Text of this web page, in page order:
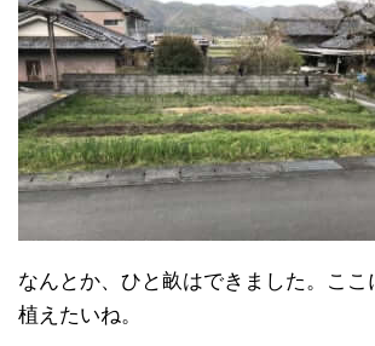
なんとか、ひと畝はできました。ここ
植えたいね。